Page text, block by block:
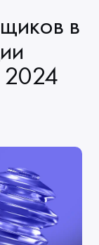
в
2024